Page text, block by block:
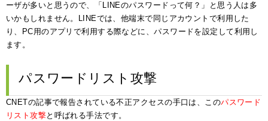
ーザが多いと思うので、「LINEのパスワードって何？」と思う人は多
いかもしれません。LINEでは、他端末で同じアカウントで利用した
り、PC用のアプリで利用する際などに、パスワードを設定して利用し
ます。
パスワードリスト攻撃
CNETの記事で報告されている不正アクセスの手口は、このパスワード
リスト攻撃と呼ばれる手法です。